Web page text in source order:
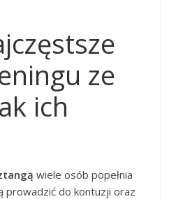
ze
ich
wiele osób popełnia
prowadzić do kontuzji oraz